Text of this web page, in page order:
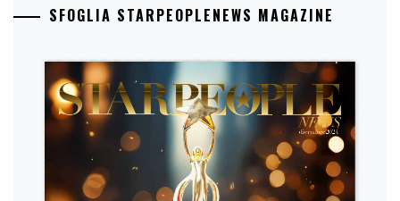
SFOGLIA STARPEOPLENEWS MAGAZINE